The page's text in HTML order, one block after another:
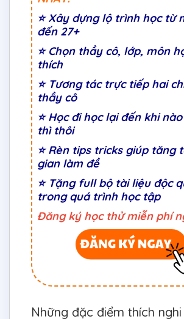
⭐Xây dựng lộ trình học từ
đến 27+
⭐ Chọn thầy cô, lớp, môn
thích
⭐ Tương tác trực tiếp hai
thầy cô
⭐ Học đi học lại đến khi
thì thôi
⭐ Rèn tips tricks giúp tăng
gian làm đề
⭐ Tặng full bộ tài liệu độc
trong quá trình học tập
Đăng ký học thử miễn phí
Những đặc điểm thích nghi